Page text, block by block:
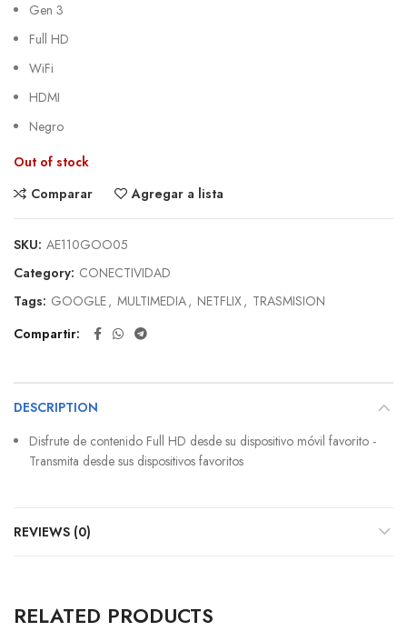
Gen 3
Full HD
WiFi
HDMI
Negro
Out of stock
Comparar
Agregar a lista
SKU: AE110GOO05
Category: CONECTIVIDAD
Tags: GOOGLE, MULTIMEDIA, NETFLIX, TRASMISION
Compartir
DESCRIPTION
Disfrute de contenido Full HD desde su dispositivo móvil favorito -
Transmita desde sus dispositivos favoritos
REVIEWS (0)
RELATED PRODUCTS